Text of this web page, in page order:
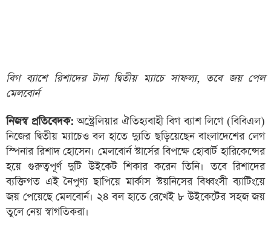
বিগ ব্যাশে রিশাদের টানা দ্বিতীয় ম্যাচে সাফল্য, তবে জয় পেল
মেলবোর্ন
নিজস্ব প্রতিবেদক: অস্ট্রেলিয়ার ঐতিহ্যবাহী বিগ ব্যাশ লিগে (বিবিএল)
নিজের দ্বিতীয় ম্যাচেও বল হাতে দ্যুতি ছড়িয়েছেন বাংলাদেশের লেগ
স্পিনার রিশাদ হোসেন। মেলবোর্ন স্টার্সের বিপক্ষে হোবার্ট হারিকেন্সের
হয়ে গুরুত্বপূর্ণ দুটি উইকেট শিকার করেন তিনি। তবে রিশাদের
ব্যক্তিগত এই নৈপুণ্য ছাপিয়ে মার্কাস স্টয়নিসের বিধ্বংসী ব্যাটিংয়ে
জয় পেয়েছে মেলবোর্ন। ২৪ বল হাতে রেখেই ৮ উইকেটের সহজ জয়
তুলে নেয় স্বাগতিকরা।